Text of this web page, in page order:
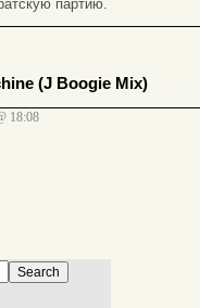
партию.
(J Boogie Mix)
18:08